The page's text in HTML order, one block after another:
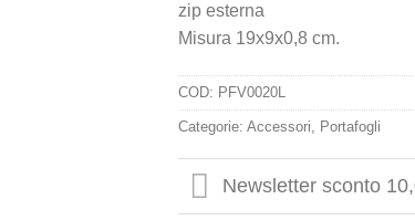
zip esterna
Misura 19x9x0,8 cm.
COD: PFV0020L
Categorie: Accessori, Portafogli
Newsletter sconto